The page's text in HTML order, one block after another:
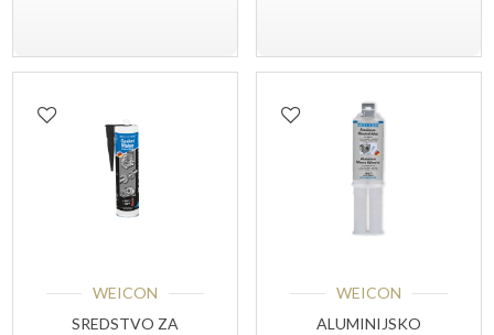
WEICON
SREDSTVO ZA
WEICON
ALUMINIJSKO